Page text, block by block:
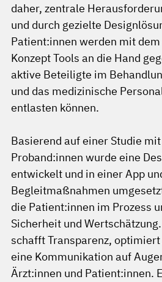
daher, zentrale
und durch gezielte
Patient:innen werden mit
Konzept Tools an die Hand
aktive Beteiligte im
und das medizinische
entlasten können.
Basierend auf einer Studie
Proband:innen wurde eine
entwickelt und in einer App
Begleitmaßnahmen
die Patient:innen im Prozess
Sicherheit und
schafft Transparenz,
eine Kommunikation auf
Ärzt:innen und Patient:innen.